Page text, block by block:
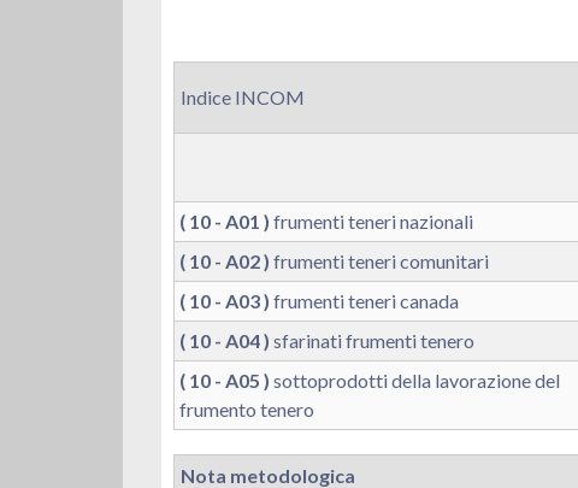
Indice INCOM
( 10 - A01 ) frumenti teneri nazionali
( 10 - A02 ) frumenti teneri comunitari
( 10 - A03 ) frumenti teneri canada
( 10 - A04 ) sfarinati frumenti tenero
( 10 - A05 ) sottoprodotti della lavorazione del
frumento tenero
Nota metodologica